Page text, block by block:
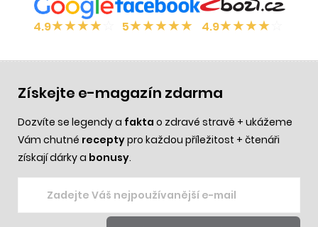
4.9★★★★ 5★★★★★ 4.9★★★★
Získejte e-magazín zdarma
Dozvíte se legendy a fakta o zdravé stravě + ukážeme
Vám chutné receptypro každou příležitost + čtenáři
získají dárky a bonusy.